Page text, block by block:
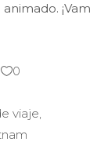
0
viaje,